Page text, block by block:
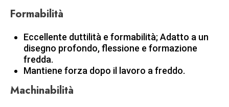
Formabilità
Eccellente duttilità e formabilità; Adatto a un
disegno profondo, flessione e formazione
fredda.
Mantiene forza dopo il lavoro a freddo.
Machinabilità